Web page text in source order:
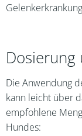
Dosierung
Die Anwendung
kann leicht über
empfohlene
Hundes: